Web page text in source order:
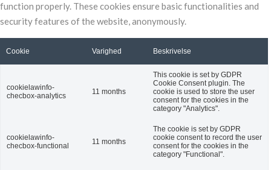
function properly. These cookies ensure basic functionalities and
security features of the website, anonymously.
Cookie Varighed Beskrivelse
cookielawinfo-
checbox-analytics
11 months
This cookie is set by GDPR
Cookie Consent plugin. The
cookie is used to store the user
consent for the cookies in the
category "Analytics".
cookielawinfo-
checbox-functional
11 months
The cookie is set by GDPR
cookie consent to record the user
consent for the cookies in the
category "Functional".